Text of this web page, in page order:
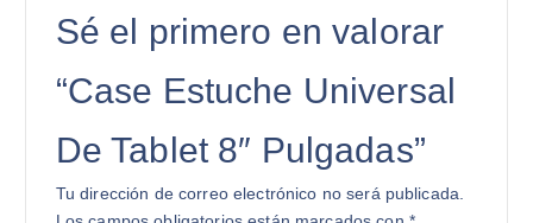
Sé el primero en valorar
“Case Estuche Universal
De Tablet 8″ Pulgadas”
Tu dirección de correo electrónico no será publicada.